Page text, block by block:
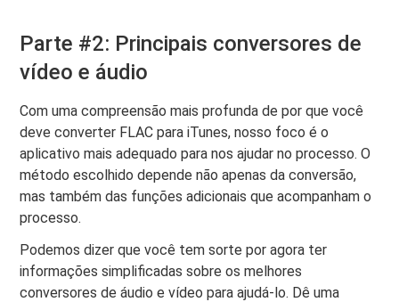
Parte #2: Principais conversores de
vídeo e áudio
Com uma compreensão mais profunda de por que você
deve converter FLAC para iTunes, nosso foco é o
aplicativo mais adequado para nos ajudar no processo. O
método escolhido depende não apenas da conversão,
mas também das funções adicionais que acompanham o
processo.
Podemos dizer que você tem sorte por agora ter
informações simplificadas sobre os melhores
conversores de áudio e vídeo para ajudá-lo. Dê uma